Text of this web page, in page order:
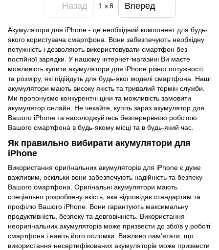
Назад 1з 8 Вперед
Акумулятори для iPhone - це необхідний компонент для будь-
якого користувача смартфона. Вони забезпечують необхідну
потужність і дозволяють використовувати смартфон без
постійної зарядки. У нашому інтернет-магазині Ви маєте
можливість купити акумулятори для iPhone різної потужності
та розміру, які підійдуть для будь-якої моделі смартфона. Наші
акумулятори мають високу якість та тривалий термін служби.
Ми пропонуємо конкурентні ціни та можливість замовити
акумулятор онлайн. Не чекайте, купіть зараз акумулятор для
Вашого iPhone та насолоджуйтесь безперервною роботою
Вашого смартфона в будь-якому місці та в будь-який час.
Як правильно вибирати акумулятори для
iPhone
Використання оригінальних акумуляторів для iPhone є дуже
важливим, оскільки вони забезпечують надійність та безпеку
Вашого смартфона. Оригінальні акумулятори мають
спеціально розроблену якість, яка відповідає стандартам та
профілю Вашого iPhone. Вони гарантують максимальну
продуктивність, безпеку та довговічність. Використання
неоригінальних акумуляторів може призвести до збоїв у роботі
смартфона і навіть його поломки. Важливо пам'ятати, що
використання несертифікованих акумуляторів може призвести